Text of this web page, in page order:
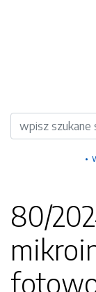
Wyszukiwarka
80/